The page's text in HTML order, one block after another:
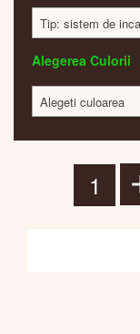
Alegerea Culorii
Alegeti culoarea